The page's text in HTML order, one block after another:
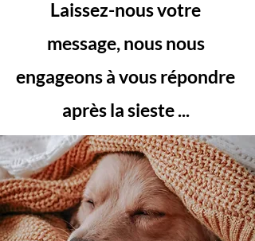
Laissez-nous votre
message, nous nous
engageons à vous répondre
après la sieste ...